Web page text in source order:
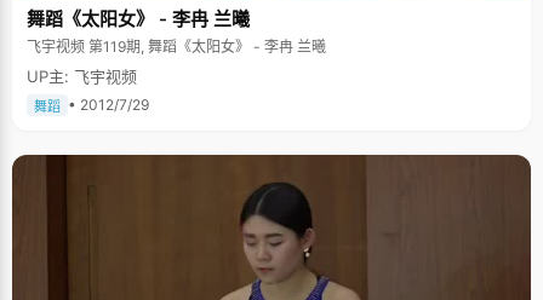
舞蹈《太阳女》 - 李冉 兰曦
飞宇视频 第119期, 舞蹈《太阳女》 - 李冉 兰曦
UP主: 飞宇视频
舞蹈 • 2012/7/29